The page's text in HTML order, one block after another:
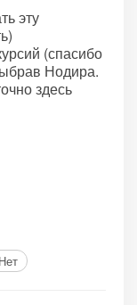
эту
(спасибо
Нодира.
здесь
Нет